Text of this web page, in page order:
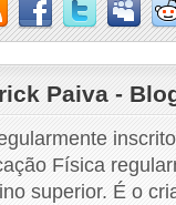
Paiva -
Física
superior. É o